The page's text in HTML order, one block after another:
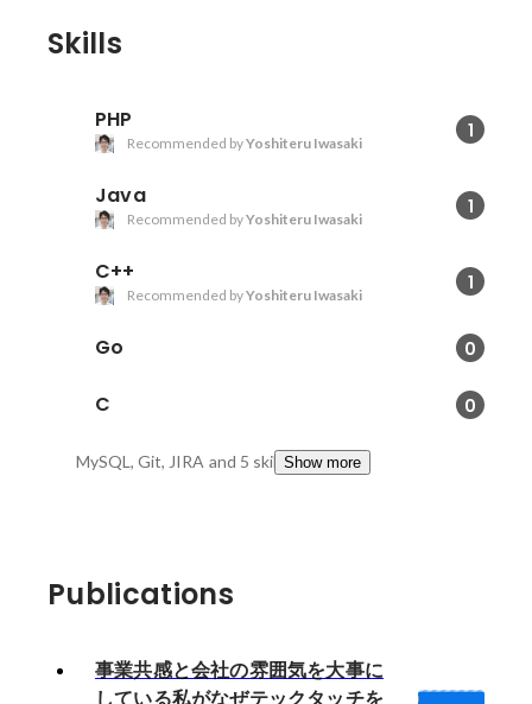
Skills
PHP 1
Recommended byYoshiteru Iwasaki
Java 1
Recommended byYoshiteru Iwasaki
C++ 1
Recommended byYoshiteru Iwasaki
Go 0
C 0
MySQL, Git, JIRA and 5 skillsShow more
Publications
事業共感と会社の雰囲気を大事に